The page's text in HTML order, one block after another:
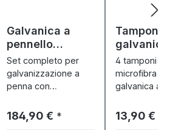
Galvanica a
pennello
"GalvanoBrush"
- Set di
partenza
Set completo per
galvanizzazione a
penna con
e 20 ml ciascuno di
elettrolita d'oro,
Prezzo normale:
184,90 € *
Tamponi
galvanici
pezzi)
4 tamponi in
microfibra
galvanica a
agli agenti
durevoli.
Prezzo
13,90 €